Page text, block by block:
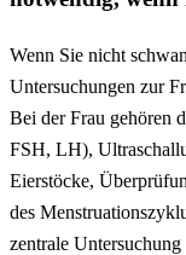
Wenn Sie nicht
Untersuchungen zur
Bei der Frau gehören
FSH, LH),
Eierstöcke,
des
zentrale